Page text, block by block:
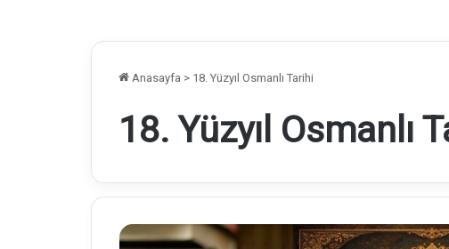
Anasayfa > 18. Yüzyıl Osmanlı Tarihi
18. Yüzyıl Osmanlı